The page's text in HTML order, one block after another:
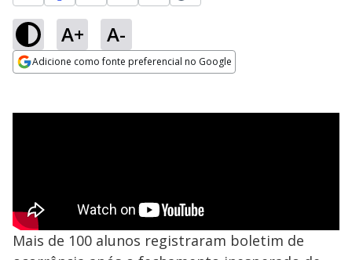
A+ A-
Adicione como fonte preferencial no Google
Mais de 100 alunos registraram boletim de